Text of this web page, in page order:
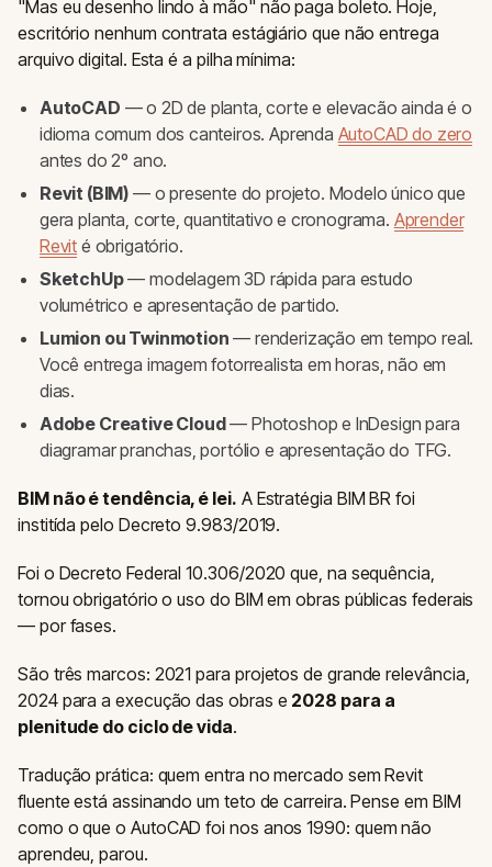
"Mas eu desenho lindo à mão" não paga boleto. Hoje,
escritório nenhum contrata estágiário que não entrega
arquivo digital. Esta é a pilha mínima:
AutoCAD — o 2D de planta, corte e elevacão ainda é o
idioma comum dos canteiros. Aprenda AutoCAD do zero
antes do 2º ano.
Revit (BIM) — o presente do projeto. Modelo único que
gera planta, corte, quantitativo e cronograma. Aprender
Revit é obrigatório.
SketchUp— modelagem 3D rápida para estudo
volumétrico e apresentação de partido.
Lumion ou Twinmotion — renderização em tempo real.
Você entrega imagem fotorrealista em horas, não em
dias.
Adobe Creative Cloud— Photoshop e InDesign para
diagramar pranchas, portólio e apresentação do TFG.
BIM não é tendência, é lei. A Estratégia BIM BR foi
institída pelo Decreto 9.983/2019.
Foi o Decreto Federal 10.306/2020 que, na sequência,
tornou obrigatório o uso do BIM em obras públicas federais
— por fases.
São três marcos: 2021 para projetos de grande relevância,
2024 para a execução das obras e 2028 para a
plenitude do ciclo de vida.
Tradução prática: quem entra no mercado sem Revit
fluente está assinando um teto de carreira. Pense em BIM
como o que o AutoCAD foi nos anos 1990: quem não
aprendeu, parou.